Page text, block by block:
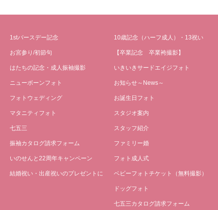
1stバースデー記念
お宮参り/初節句
はたちの記念・成人振袖撮影
ニューボーンフォト
フォトウェディング
マタニティフォト
七五三
振袖カタログ請求フォーム
いのせんと22周年キャンペーン
結婚祝い・出産祝いのプレゼントに
10歳記念（ハーフ成人）・13祝い
【卒業記念 卒業袴撮影】
いきいきサードエイジフォト
お知らせ～News～
お誕生日フォト
スタジオ案内
スタッフ紹介
ファミリー婚
フォト成人式
ベビーフォトチケット（無料撮影）
ドッグフォト
七五三カタログ請求フォーム